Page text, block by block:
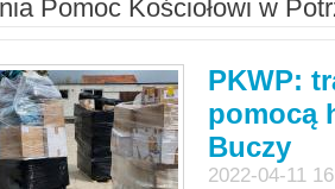
Pomoc Kościołowi w
PKWP:
pomocą
Buczy
2022-04-11